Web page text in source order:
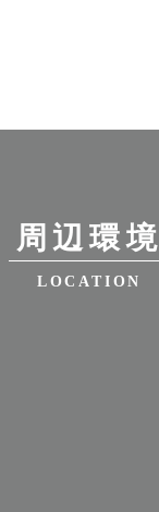
周辺環境
LOCATION